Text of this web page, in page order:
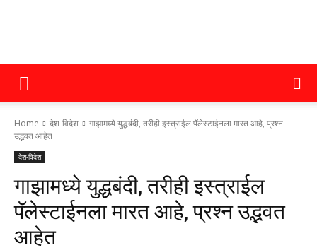
क्राइम
महाराष्ट्र
Home देश-विदेश
गाझामध्ये युद्धबंदी, तरीही इस्त्राईल पॅलेस्टाईनला मारत आहे, प्रश्न
उद्भवत आहेत
देश-विदेश
गाझामध्ये युद्धबंदी, तरीही इस्त्राईल
पॅलेस्टाईनला मारत आहे, प्रश्न उद्भवत
आहेत